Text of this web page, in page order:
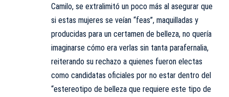
Camilo, se extralimitó un poco más al asegurar que
si estas mujeres se veían “feas”, maquilladas y
producidas para un certamen de belleza, no quería
imaginarse cómo era verlas sin tanta parafernalia,
reiterando su rechazo a quienes fueron electas
como candidatas oficiales por no estar dentro del
“estereotipo de belleza que requiere este tipo de